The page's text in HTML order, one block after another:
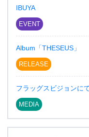
IBUYA
EVENT
Album「THESEUS」
RELEASE
フラッグスビジョンに
MEDIA